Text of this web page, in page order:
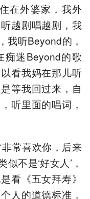
在外婆家，我外
越剧唱越剧，我
我听Beyond的，
痴迷Beyond的歌
看我妈在那儿听
等我回过来，自
听里面的唱词，
常喜欢你，后来
不是‘好女人’，
看《五女拜寿》
人的道德标准，